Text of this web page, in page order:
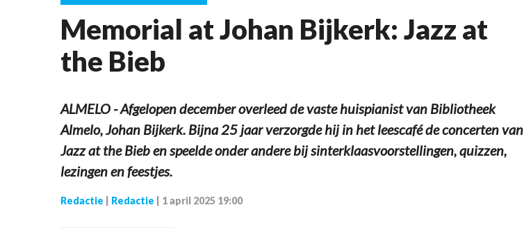
Memorial at Johan Bijkerk: Jazz at
the Bieb
ALMELO - Afgelopen december overleed de vaste huispianist van Bibliotheek
Almelo, Johan Bijkerk. Bijna 25 jaar verzorgde hij in het leescafé de concerten van
Jazz at the Bieb en speelde onder andere bij sinterklaasvoorstellingen, quizzen,
lezingen en feestjes.
Redactie Redactie 1 april 2025 19:00